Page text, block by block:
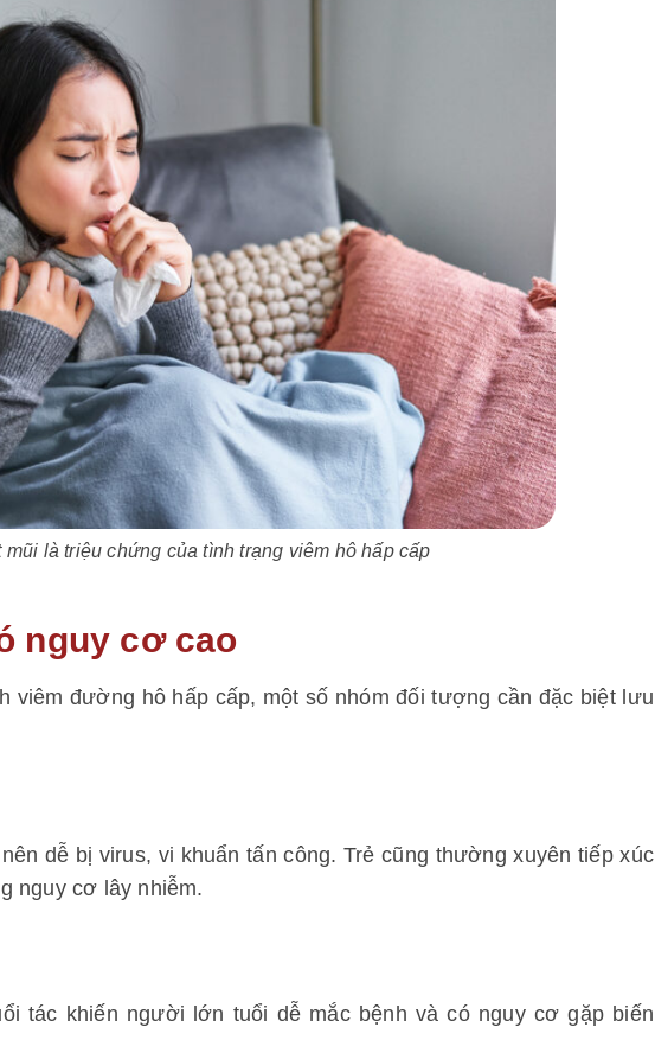
mũi là triệu chứng của tình trạng viêm hô hấp cấp
nguy cơ cao
viêm đường hô hấp cấp, một số nhóm đối tượng cần đặc biệt lưu
dễ bị virus, vi khuẩn tấn công. Trẻ cũng thường xuyên tiếp xúc
nguy cơ lây nhiễm.
tác khiến người lớn tuổi dễ mắc bệnh và có nguy cơ gặp biến